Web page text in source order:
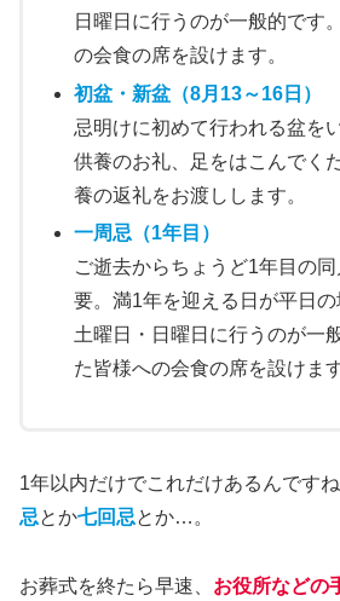
日曜日に行うのが一般的です
の会食の席を設けます。
初盆・新盆（8月13～16日 ）
忌明けに初めて行われる盆を
供養のお礼、足をはこんでく
養の返礼をお渡しします。
一周忌 （1年目）
ご逝去からちょうど1年目の
要。満1年を迎える日が平日
土曜日・日曜日に行うのが一
た皆様への会食の席を設けます
1年以内だけでこれだけあるんですね
忌とか七回忌とか…。
お葬式を終たら早速、 お役所などの